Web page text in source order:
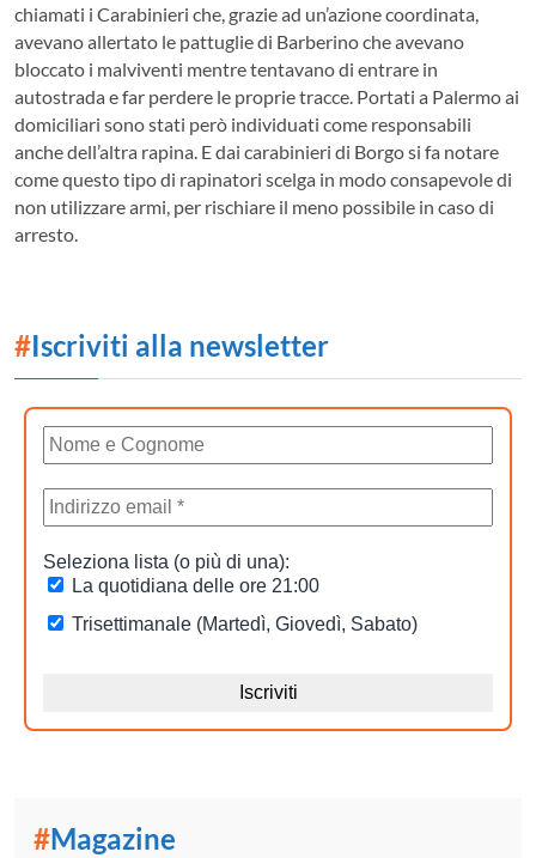
chiamati i Carabinieri che, grazie ad un’azione coordinata,
avevano allertato le pattuglie di Barberino che avevano
bloccato i malviventi mentre tentavano di entrare in
autostrada e far perdere le proprie tracce. Portati a Palermo ai
domiciliari sono stati però individuati come responsabili
anche dell’altra rapina. E dai carabinieri di Borgo si fa notare
come questo tipo di rapinatori scelga in modo consapevole di
non utilizzare armi, per rischiare il meno possibile in caso di
arresto.
#Iscriviti alla newsletter
#Magazine